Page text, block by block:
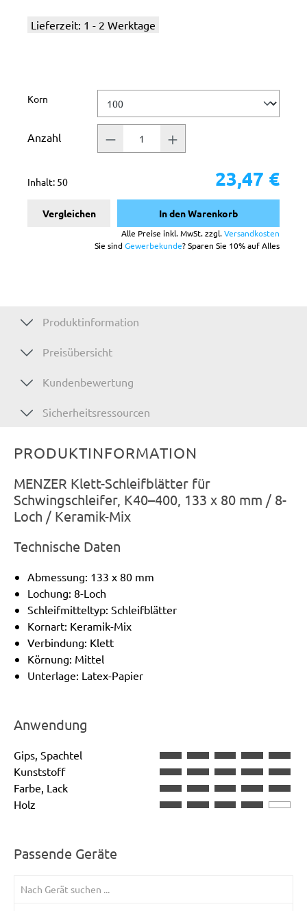
Lieferzeit: 1 - 2 Werktage
Korn
Anzahl
Inhalt: 50 23,47 €
Vergleichen In den Warenkorb
Alle Preise inkl. MwSt. zzgl.Versandkosten
Sie sindGewerbekunde? Sparen Sie 10% auf Alles
Produktinformation
Preisübersicht
Kundenbewertung
Sicherheitsressourcen
PRODUKTINFORMATION
MENZER Klett-Schleifblätter für
Schwingschleifer, K40–400, 133 x 80 mm / 8-
Loch / Keramik-Mix
Technische Daten
Abmessung: 133 x 80 mm
Lochung: 8-Loch
Schleifmitteltyp: Schleifblätter
Kornart: Keramik-Mix
Verbindung: Klett
Körnung: Mittel
Unterlage: Latex-Papier
Anwendung
Gips, Spachtel
Kunststoff
Farbe, Lack
Holz
Passende Geräte